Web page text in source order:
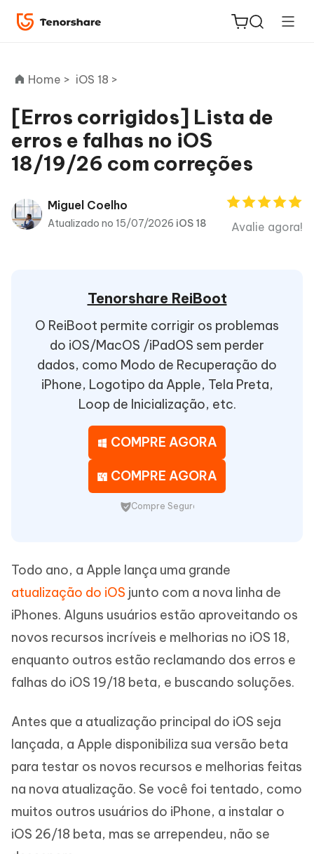
ReiBoot
for iOS
PDNob
PDF
Home > iOS 18 >
[Erros corrigidos] Lista de
erros e falhas no iOS
18/19/26 com correções
Miguel Coelho
Atualizado no 15/07/2026 iOS 18 Avalie agora!
Tenorshare ReiBoot
O ReiBoot permite corrigir os problemas
do iOS/MacOS /iPadOS sem perder
dados, como Modo de Recuperação do
iPhone, Logotipo da Apple, Tela Preta,
Loop de Inicialização, etc.
COMPRE AGORA
COMPRE AGORA
Compre Seguro
Todo ano, a Apple lança uma grande
atualização do iOS junto com a nova linha de
iPhones. Alguns usuários estão aproveitando os
novos recursos incríveis e melhorias no iOS 18,
enquanto outros estão reclamando dos erros e
falhas do iOS 19/18 beta, e buscando soluções.
Antes que a atualização principal do iOS seja
lançada, a Apple disponibiliza sua versão beta
para testar os novos recursos e melhorias feitas
na nova atualização. Se você foi tentado, como
muitos outros usuários do iPhone, a instalar o
iOS 26/18 beta, mas se arrependeu, não se